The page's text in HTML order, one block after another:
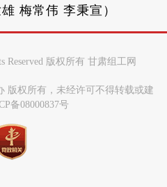
梅常伟 李秉宣）
Reserved 版权所有 甘肃组工网
版权所有，未经许可不得转载或建
备08000837号